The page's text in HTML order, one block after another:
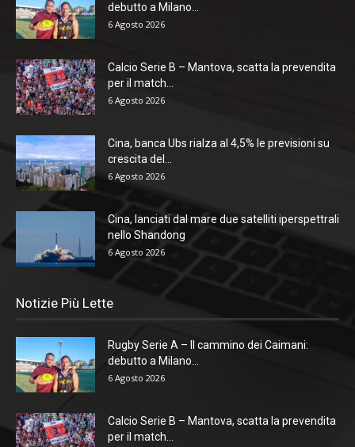
debutto a Milano...
6 Agosto 2026
Calcio Serie B – Mantova, scatta la prevendita
per il match...
6 Agosto 2026
Cina, banca Ubs rialza al 4,5% le previsioni su
crescita del...
6 Agosto 2026
Cina, lanciati dal mare due satelliti iperspettrali
nello Shandong
6 Agosto 2026
Notizie Più Lette
Rugby Serie A – Il cammino dei Caimani:
debutto a Milano...
6 Agosto 2026
Calcio Serie B – Mantova, scatta la prevendita
per il match...